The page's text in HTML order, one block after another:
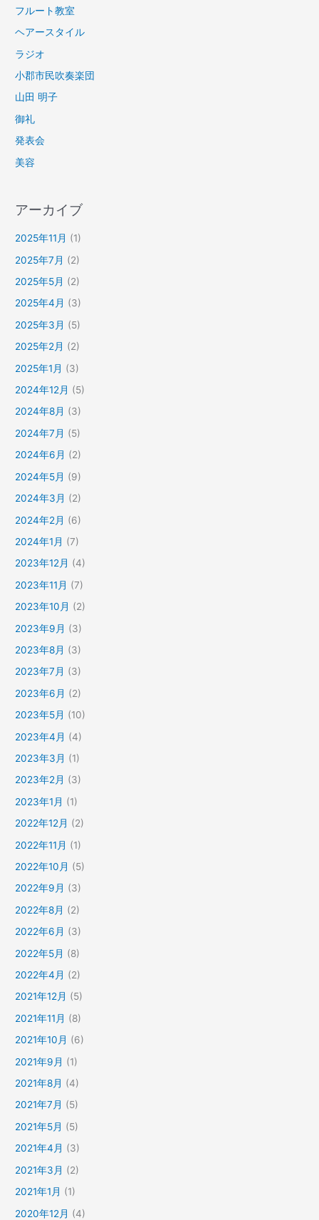
フルート教室
ヘアースタイル
ラジオ
小郡市民吹奏楽団
山田 明子
御礼
発表会
美容
アーカイブ
2025年11月 (1)
2025年7月 (2)
2025年5月 (2)
2025年4月 (3)
2025年3月 (5)
2025年2月 (2)
2025年1月 (3)
2024年12月 (5)
2024年8月 (3)
2024年7月 (5)
2024年6月 (2)
2024年5月 (9)
2024年3月 (2)
2024年2月 (6)
2024年1月 (7)
2023年12月 (4)
2023年11月 (7)
2023年10月 (2)
2023年9月 (3)
2023年8月 (3)
2023年7月 (3)
2023年6月 (2)
2023年5月 (10)
2023年4月 (4)
2023年3月 (1)
2023年2月 (3)
2023年1月 (1)
2022年12月 (2)
2022年11月 (1)
2022年10月 (5)
2022年9月 (3)
2022年8月 (2)
2022年6月 (3)
2022年5月 (8)
2022年4月 (2)
2021年12月 (5)
2021年11月 (8)
2021年10月 (6)
2021年9月 (1)
2021年8月 (4)
2021年7月 (5)
2021年5月 (5)
2021年4月 (3)
2021年3月 (2)
2021年1月 (1)
2020年12月 (4)